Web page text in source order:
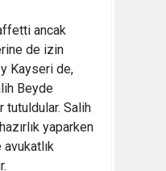
ancak
de izin
Kayseri de,
Beyde
tutuldular. Salih
yaparken